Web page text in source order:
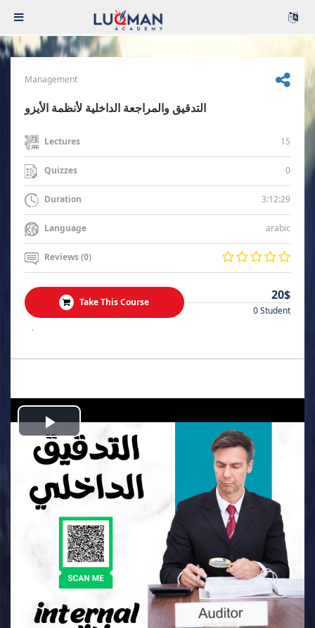
Management
التدقيق والمراجعة الداخلية لأنظمة الأيزو
Lectures 15
Quizzes 0
Duration 3:12:29
Language arabic
Reviews (0)
Take This Course 20$
0 Student
.
Play
Video